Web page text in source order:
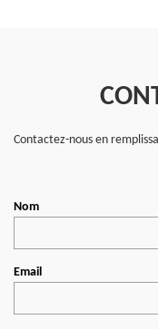
Contactez-nous en
Nom
Email